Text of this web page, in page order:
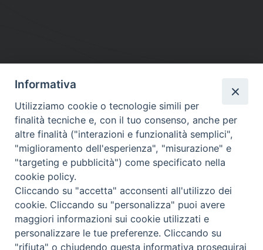
DIOCESI SUBURBICARIA DI ALBANO
Contatti:Tel.: 06.93268401 - Fax.: 06.9323844
E-mail:curia@diocesidialbano.it
Orari: dal Lunedì al Venerdì Ore: 9:00 - 13:00
Lunedì, Mercoledì e Venerdì, Ore 9:30 - 12:30
Informativa
Utilizziamo cookie o tecnologie simili per
finalità tecniche e, con il tuo consenso, anche per
altre finalità ("interazioni e funzionalità semplici",
"miglioramento dell'esperienza", "misurazione" e
"targeting e pubblicità") come specificato nella
cookie policy.
Cliccando su "accetta" acconsenti all'utilizzo dei
cookie. Cliccando su "personalizza" puoi avere
maggiori informazioni sui cookie utilizzati e
personalizzare le tue preferenze. Cliccando su
"rifiuta" o chiudendo questa informativa proseguirai